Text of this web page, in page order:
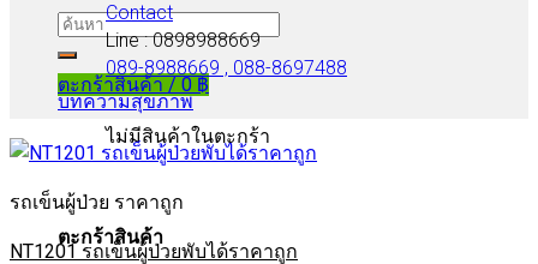
ตะกร้าสินค้า /0฿
ไม่มีสินค้าในตะกร้า
ตะกร้าสินค้า
Contact
Line : 0898988669
089-8988669 , 088-8697488
บทความสุขภาพ
รถเข็นผู้ป่วย ราคาถูก
NT1201 รถเข็นผู้ป่วยพับได้ราคาถูก